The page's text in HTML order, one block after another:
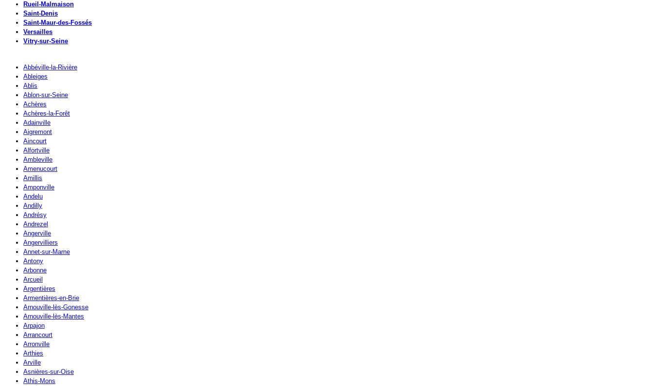
Rueil-Malmaison
Saint-Denis
Saint-Maur-des-Fossés
Versailles
Vitry-sur-Seine
Abbéville-la-Rivière
Ableiges
Ablis
Ablon-sur-Seine
Achères
Achères-la-Forêt
Adainville
Aigremont
Aincourt
Alfortville
Ambleville
Amenucourt
Amillis
Amponville
Andelu
Andilly
Andrésy
Andrezel
Angerville
Angervilliers
Annet-sur-Marne
Antony
Arbonne
Arcueil
Argentières
Armentières-en-Brie
Arnouville-lès-Gonesse
Arnouville-lès-Mantes
Arpajon
Arrancourt
Arronville
Arthies
Arville
Asnières-sur-Oise
Athis-Mons